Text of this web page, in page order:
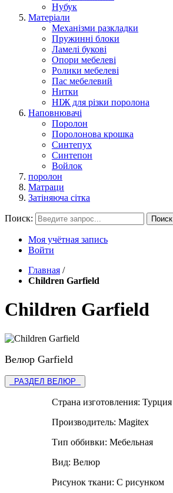
Нубук
Матеріали
Механізми разкладки
Пружинні блоки
Ламелі букові
Опори мебелеві
Ролики мебелеві
Пас мебелевий
Нитки
НІЖ для різки поролона
Наповнювачі
Поролон
Поролонова крошка
Синтепух
Синтепон
Войлок
поролон
Матраци
Затіняюча сітка
Поиск: Поиск
Моя учётная запись
Войти
Главная /
Children Garfield
Children Garfield
Велюр Garfield
РАЗДЕЛ ВЕЛЮР
Страна изготовления: Турция
Производитель: Magitex
Тип оббивки: Мебельная
Вид: Велюр
Рисунок ткани: С рисунком